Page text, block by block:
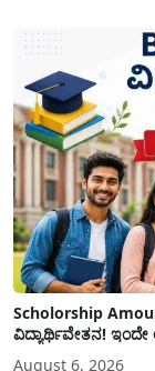
Scholorship
ವಿದ್ಯಾರ್ಥಿವೇತನ! ಇಂದೇ
August 6, 2026